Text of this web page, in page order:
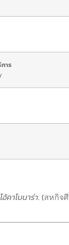
าร
คาโบนาร่า. (สหกิจ